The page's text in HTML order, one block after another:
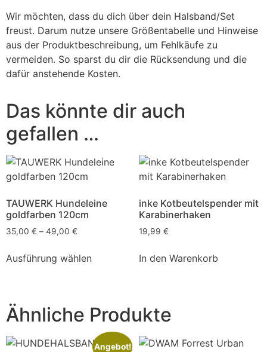
Wir möchten, dass du dich über dein Halsband/Set
freust. Darum nutze unsere Größentabelle und Hinweise
aus der Produktbeschreibung, um Fehlkäufe zu
vermeiden. So sparst du dir die Rücksendung und die
dafür anstehende Kosten.
Das könnte dir auch
gefallen …
TAUWERK Hundeleine
goldfarben 120cm
35,00 € – 49,00 €
Ausführung wählen
inke Kotbeutelspender mit
Karabinerhaken
19,99 €
In den Warenkorb
Ähnliche Produkte
Angebot!